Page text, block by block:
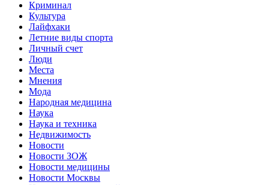
Криминал
Культура
Лайфхаки
Летние виды спорта
Личный счет
Люди
Места
Мнения
Мода
Народная медицина
Наука
Наука и техника
Недвижимость
Новости
Новости ЗОЖ
Новости медицины
Новости Москвы